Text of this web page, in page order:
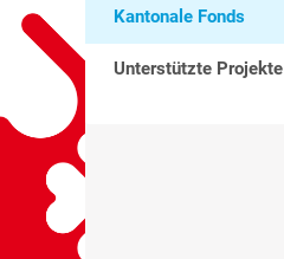
Kantonale Fonds
Unterstützte Projekte
Swisslos-